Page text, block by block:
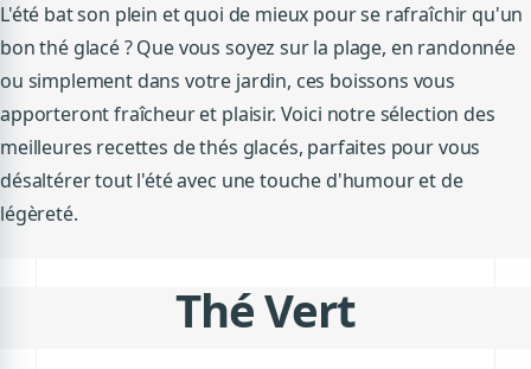
L'été bat son plein et quoi de mieux pour se rafraîchir qu'un
bon thé glacé ? Que vous soyez sur la plage, en randonnée
ou simplement dans votre jardin, ces boissons vous
apporteront fraîcheur et plaisir. Voici notre sélection des
meilleures recettes de thés glacés, parfaites pour vous
désaltérer tout l'été avec une touche d'humour et de
légèreté.
Thé Vert